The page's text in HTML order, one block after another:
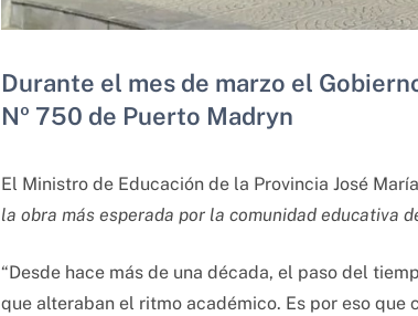
Durante el mes de marzo el
Nº 750 de Puerto Madryn
El Ministro de Educación de la Provincia José
la obra más esperada por la comunidad educativa
“Desde hace más de una década, el paso del
que alteraban el ritmo académico. Es por eso